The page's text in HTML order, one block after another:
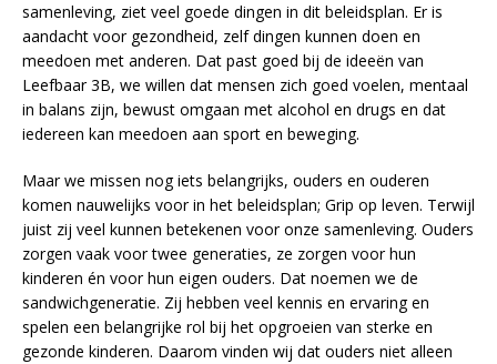
samenleving, ziet veel goede dingen in dit beleidsplan. Er is
aandacht voor gezondheid, zelf dingen kunnen doen en
meedoen met anderen. Dat past goed bij de ideeën van
Leefbaar 3B, we willen dat mensen zich goed voelen, mentaal
in balans zijn, bewust omgaan met alcohol en drugs en dat
iedereen kan meedoen aan sport en beweging.
Maar we missen nog iets belangrijks, ouders en ouderen
komen nauwelijks voor in het beleidsplan; Grip op leven. Terwijl
juist zij veel kunnen betekenen voor onze samenleving. Ouders
zorgen vaak voor twee generaties, ze zorgen voor hun
kinderen én voor hun eigen ouders. Dat noemen we de
sandwichgeneratie. Zij hebben veel kennis en ervaring en
spelen een belangrijke rol bij het opgroeien van sterke en
gezonde kinderen. Daarom vinden wij dat ouders niet alleen